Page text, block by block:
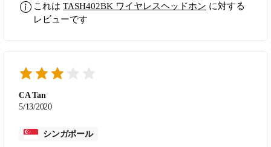
るささがなく、疲れることが感じられ
ない。帽子の上からも直接でもラクラ
項目あり、保証は期待しません。
これは TASH402BK ワイヤレスヘッドホン に対する
レビューです
CA Tan
5/13/2020
シンガポール